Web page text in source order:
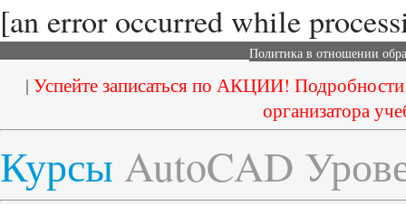
[an error occurred while
Политика в отношении
| Успейте записаться по АКЦИИ!
организатора
Курсы AutoCAD